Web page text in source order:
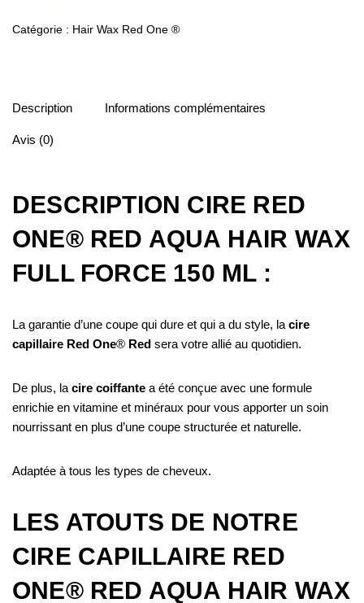
Catégorie : Hair Wax Red One ®
Description Informations complémentaires
Avis (0)
DESCRIPTION CIRE RED
ONE® RED AQUA HAIR WAX
FULL FORCE 150 ML :
La garantie d’une coupe qui dure et qui a du style, la cire
capillaire Red One® Red sera votre allié au quotidien.
De plus, la cire coiffante a été conçue avec une formule
enrichie en vitamine et minéraux pour vous apporter un soin
nourrissant en plus d’une coupe structurée et naturelle.
Adaptée à tous les types de cheveux.
LES ATOUTS DE NOTRE
CIRE CAPILLAIRE RED
ONE® RED AQUA HAIR WAX